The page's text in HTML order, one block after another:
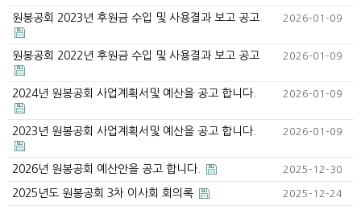
원봉공회 2023년 후원금 수입 및 사용결과 보고 공고 2026-01-09
원봉공회 2022년 후원금 수입 및 사용결과 보고 공고 2026-01-09
2024년 원봉공회 사업계획서및 예산을 공고 합니다. 2026-01-09
2023년 원봉공회 사업계획서및 예산을 공고 합니다. 2026-01-09
2026년 원봉공회 예산안을 공고 합니다. 2025-12-30
2025년도 원봉공회 3차 이사회 회의록 2025-12-24